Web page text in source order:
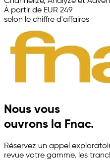
À partir de EUR 249
selon le chiffre d'affaires
Nous vous
ouvrons la Fnac.
Réservez un appel
revue votre gamme, les